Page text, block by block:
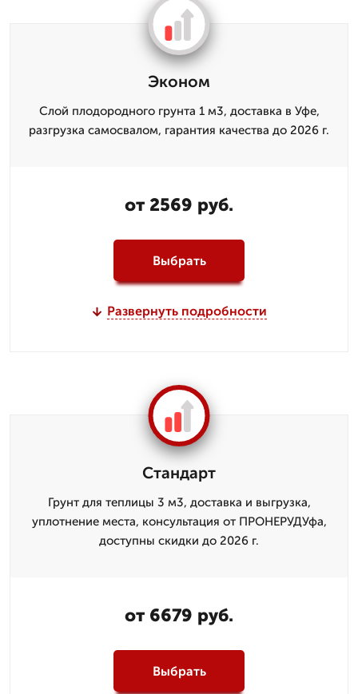
Эконом
Слой плодородного грунта 1 м3, доставка в Уфе,
разгрузка самосвалом, гарантия качества до 2026 г.
от 2569 руб.
Выбрать
Развернуть подробности
Стандарт
Грунт для теплицы 3 м3, доставка и выгрузка,
уплотнение места, консультация от ПРОНЕРУДУфа,
доступны скидки до 2026 г.
от 6679 руб.
Выбрать